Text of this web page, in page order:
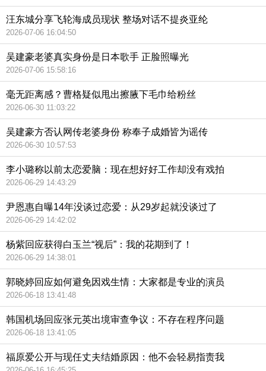
汪东城分享飞轮海成员现状 整场对话不提炎亚纶
2026-07-06 16:04:50
吴建豪老婆真实身份是日本歌手 正脸照曝光
2026-07-06 15:58:16
毫无距离感？曹格疑似甩出擦腋下毛巾给粉丝
2026-06-30 11:03:22
吴建豪方否认网传老婆身份 称奉子成婚皆为谣传
2026-06-30 10:57:53
李小璐称以前太恋爱脑：现在想好好工作却没有戏拍
2026-06-29 14:43:29
尹恩惠自曝14年没谈过恋爱：从29岁起就没谈过了
2026-06-29 14:42:02
杨紫回应获得白玉兰“视后”：我的花期到了！
2026-06-29 14:38:01
郭晓婷回应如何避免因戏生情：大家都是专业的演员
2026-06-18 13:41:48
韩国机场回应张元英出境审查争议：不存在程序问题
2026-06-18 13:41:05
福原爱公开与现任丈夫结婚原因：他不会轻易指责我